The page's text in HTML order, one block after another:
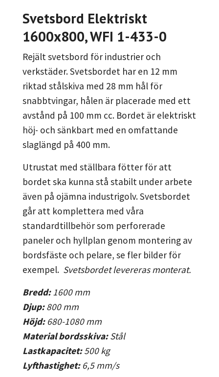
Svetsbord Elektriskt
1600x800, WFI 1-433-0
Rejält svetsbord för industrier och
verkstäder. Svetsbordet har en 12 mm
riktad stålskiva med 28 mm hål för
snabbtvingar, hålen är placerade med ett
avstånd på 100 mm cc. Bordet är elektriskt
höj- och sänkbart med en omfattande
slaglängd på 400 mm.
Utrustat med ställbara fötter för att
bordet ska kunna stå stabilt under arbete
även på ojämna industrigolv. Svetsbordet
går att komplettera med våra
standardtillbehör som perforerade
paneler och hyllplan genom montering av
bordsfäste och pelare, se fler bilder för
exempel. Svetsbordet levereras monterat.
Bredd: 1600mm
Djup: 800mm
Höjd: 680-1080mm
Material bordsskiva: Stål
Lastkapacitet:500 kg
Lyfthastighet:6,5 mm/s